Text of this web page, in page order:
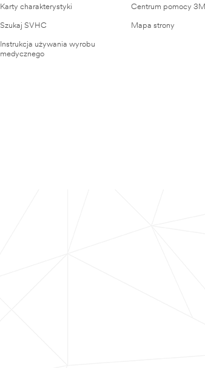
Karty charakterystyki
Szukaj SVHC
Instrukcja używania wyrobu
medycznego
Centrum pomocy 3M
Mapa strony